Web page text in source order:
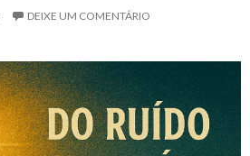
DEIXE UM COMENTÁRIO